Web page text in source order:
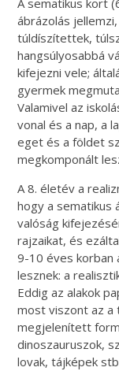
A sematikus kort
ábrázolás
túldíszítettek,
hangsúlyosabbá
kifejezni vele;
gyermek
Valamivel az
vonal és a nap, a
eget és a földet
megkomponált
A 8. életév a
hogy a sematikus
valóság
rajzaikat, és
9-10 éves korban
lesznek: a
Eddig az alakok
most viszont az a
megjelenített
dinoszauruszok,
lovak, tájképek